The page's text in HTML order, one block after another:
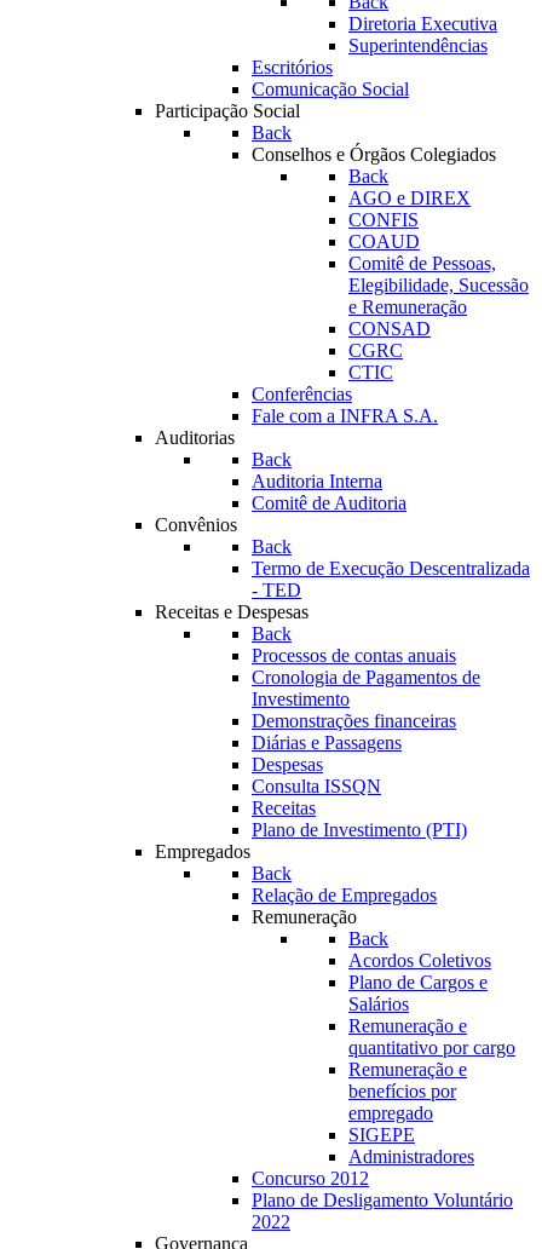
Diretoria Executiva
Superintendências
Escritórios
Comunicação Social
Participação Social
Back
Conselhos e Órgãos Colegiados
Back
AGO e DIREX
CONFIS
COAUD
Comitê de Pessoas,
Elegibilidade, Sucessão
e Remuneração
CONSAD
CGRC
CTIC
Conferências
Fale com a INFRA S.A.
Auditorias
Back
Auditoria Interna
Comitê de Auditoria
Convênios
Back
Termo de Execução Descentralizada
- TED
Receitas e Despesas
Back
Processos de contas anuais
Cronologia de Pagamentos de
Investimento
Demonstrações financeiras
Diárias e Passagens
Despesas
Consulta ISSQN
Receitas
Plano de Investimento (PTI)
Empregados
Back
Relação de Empregados
Remuneração
Back
Acordos Coletivos
Plano de Cargos e
Salários
Remuneração e
quantitativo por cargo
Remuneração e
benefícios por
empregado
SIGEPE
Administradores
Concurso 2012
Plano de Desligamento Voluntário
2022
Governança